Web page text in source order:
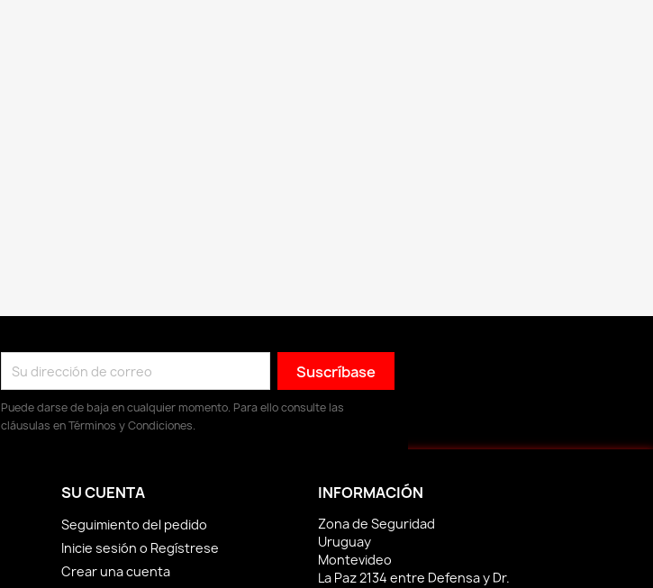
Puede darse de baja en cualquier momento. Para ello consulte las
cláusulas en Términos y Condiciones.
SU CUENTA
Seguimiento del pedido
Inicie sesión o Regístrese
Crear una cuenta
INFORMACIÓN
Zona de Seguridad
Uruguay
Montevideo
La Paz 2134 entre Defensa y Dr.